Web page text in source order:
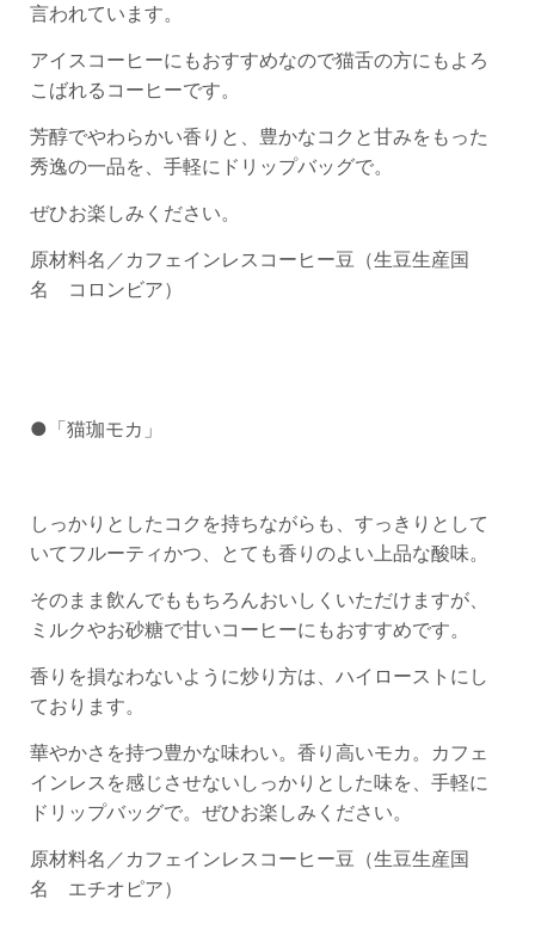
言われています。
アイスコーヒーにもおすすめなので猫舌の方にもよろ
こばれるコーヒーです。
芳醇でやわらかい香りと、豊かなコクと甘みをもった
秀逸の一品を、手軽にドリップバッグで。
ぜひお楽しみください。
原材料名／カフェインレスコーヒー豆（生豆生産国
名 コロンビア）
●「猫珈モカ」
しっかりとしたコクを持ちながらも、すっきりとして
いてフルーティかつ、とても香りのよい上品な酸味。
そのまま飲んでももちろんおいしくいただけますが、
ミルクやお砂糖で甘いコーヒーにもおすすめです。
香りを損なわないように炒り方は、ハイローストにし
ております。
華やかさを持つ豊かな味わい。香り高いモカ。カフェ
インレスを感じさせないしっかりとした味を、手軽に
ドリップバッグで。ぜひお楽しみください。
原材料名／カフェインレスコーヒー豆（生豆生産国
名 エチオピア）